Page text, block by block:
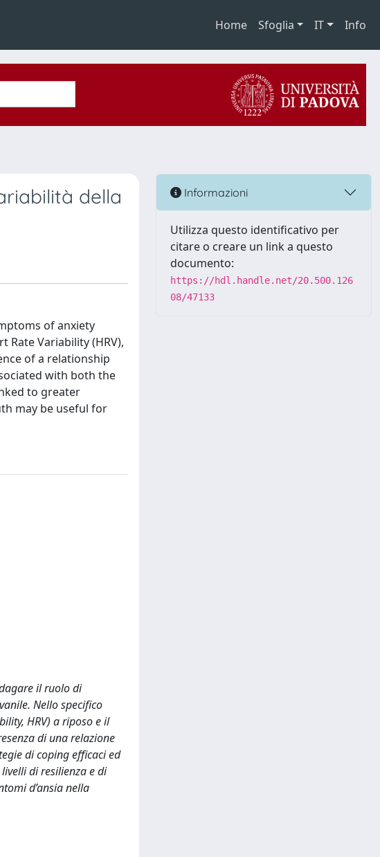
Home Sfoglia IT Info
della
of anxiety
Rate Variability (HRV),
of a relationship
with both the
to greater
may be useful for
il ruolo di
Nello specifico
HRV) a riposo e il
di una relazione
di coping efficaci ed
di resilienza e di
d’ansia nella
Informazioni
Utilizza questo identificativo per
citare o creare un link a questo
documento:
https://hdl.handle.net/20.500.126
08/47133